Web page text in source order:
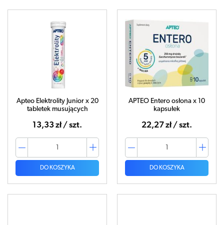
Apteo Elektrolity Junior x 20
tabletek musujących
13,33 zł / szt.
DO KOSZYKA
APTEO Entero osłona x 10
kapsułek
22,27 zł / szt.
DO KOSZYKA